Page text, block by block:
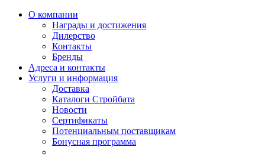
О компании
Награды и достижения
Дилерство
Контакты
Бренды
Адреса и контакты
Услуги и информация
Доставка
Каталоги Стройбата
Новости
Сертификаты
Потенциальным поставщикам
Бонусная программа